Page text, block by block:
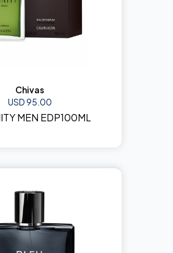
Chivas
USD 95.00
MEN EDP100ML